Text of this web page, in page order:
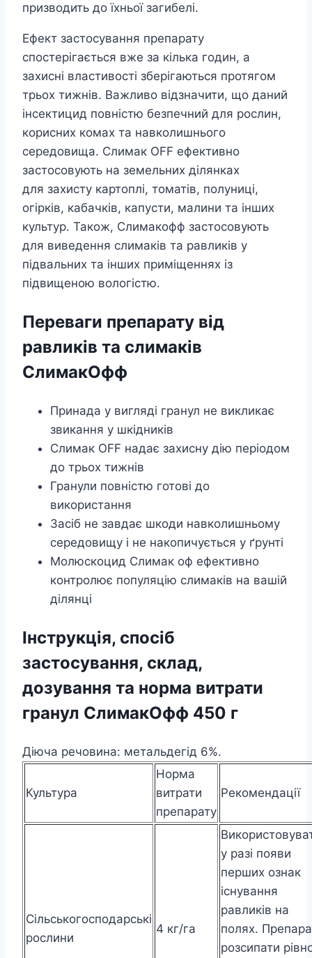
призводить до їхньої загибелі.
Ефект застосування препарату
спостерігається вже за кілька годин, а
захисні властивості зберігаються протягом
трьох тижнів. Важливо відзначити, що даний
інсектицид повністю безпечний для рослин,
корисних комах та навколишнього
середовища. Слимак OFF ефективно
застосовують на земельних ділянках
для захисту картоплі, томатів, полуниці,
огірків, кабачків, капусти, малини та інших
культур. Також, Слимакофф застосовують
для виведення слимаків та равликів у
підвальних та інших приміщеннях із
підвищеною вологістю.
Переваги препарату від
равликів та слимаків
СлимакОфф
Принада у вигляді гранул не викликає
звикання у шкідників
Слимак OFF надає захисну дію періодом
до трьох тижнів
Гранули повністю готові до
використання
Засіб не завдає шкоди навколишньому
середовищу і не накопичується у ґрунті
Молюскоцид Слимак оф ефективно
контролює популяцію слимаків на вашій
ділянці
Інструкція, спосіб
застосування, склад,
дозування та норма витрати
гранул СлимакОфф 450 г
Діюча речовина: метальдегід 6%.
Культура
Норма
витрати
препарату
Рекомендації
Сільськогосподарські
рослини
4 кг/га
у разі появи
перших ознак
існування
равликів на
полях.
розсипати